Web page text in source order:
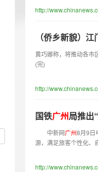
http://
（侨乡新貌）
黄巧娜称，将推动各市
(完)
http://
国铁广州局推出
中新网广州8月9日
源，满足旅客个性化、
http://